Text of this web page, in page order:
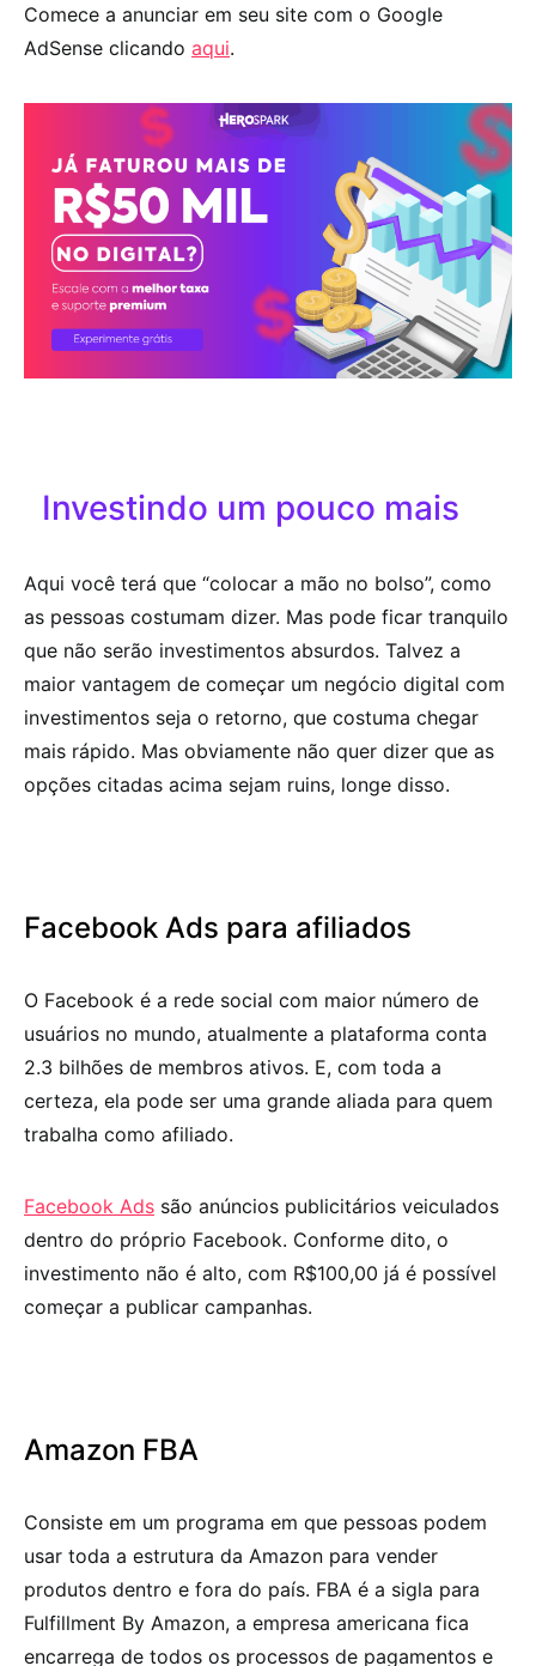
Comece a anunciar em seu site com o Google
AdSense clicando aqui.
Investindo um pouco mais
Aqui você terá que “colocar a mão no bolso”, como
as pessoas costumam dizer. Mas pode ficar tranquilo
que não serão investimentos absurdos. Talvez a
maior vantagem de começar um negócio digital com
investimentos seja o retorno, que costuma chegar
mais rápido. Mas obviamente não quer dizer que as
opções citadas acima sejam ruins, longe disso.
Facebook Ads para afiliados
O Facebook é a rede social com maior número de
usuários no mundo, atualmente a plataforma conta
2.3 bilhões de membros ativos. E, com toda a
certeza, ela pode ser uma grande aliada para quem
trabalha como afiliado.
Facebook Ads são anúncios publicitários veiculados
dentro do próprio Facebook. Conforme dito, o
investimento não é alto, com R$100,00 já é possível
começar a publicar campanhas.
Amazon FBA
Consiste em um programa em que pessoas podem
usar toda a estrutura da Amazon para vender
produtos dentro e fora do país. FBA é a sigla para
Fulfillment By Amazon, a empresa americana fica
encarrega de todos os processos de pagamentos e